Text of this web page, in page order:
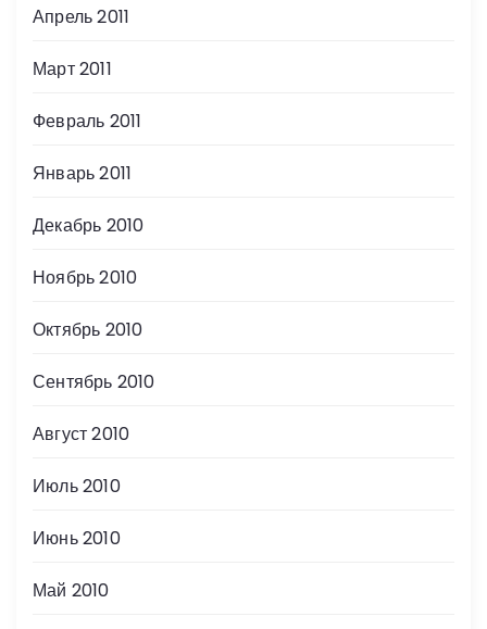
Апрель 2011
Март 2011
Февраль 2011
Январь 2011
Декабрь 2010
Ноябрь 2010
Октябрь 2010
Сентябрь 2010
Август 2010
Июль 2010
Июнь 2010
Май 2010